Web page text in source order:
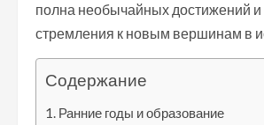
полна необычайных достижений и
стремления к новым вершинам в
Содержание
Ранние годы и образование